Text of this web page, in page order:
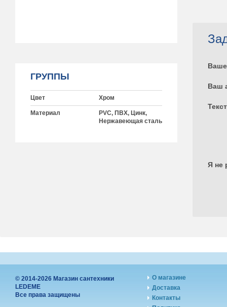
ГРУППЫ
Цвет Хром
Материал
PVC, ПВХ, Цинк,
Нержавеющая сталь
Ваш
Я не
© 2014-2026 Магазин сантехники
LEDEME
Все права защищены
О магазине
Доставка
Контакты